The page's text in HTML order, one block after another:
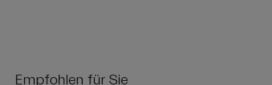
Empfohlen für Sie